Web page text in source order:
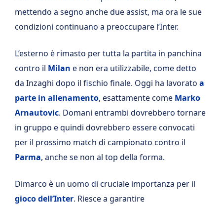
mettendo a segno anche due assist, ma ora le sue
condizioni continuano a preoccupare l’Inter.
L’esterno è rimasto per tutta la partita in panchina
contro il Milan e non era utilizzabile, come detto
da Inzaghi dopo il fischio finale. Oggi ha lavorato a
parte in allenamento, esattamente come Marko
Arnautovic. Domani entrambi dovrebbero tornare
in gruppo e quindi dovrebbero essere convocati
per il prossimo match di campionato contro il
Parma, anche se non al top della forma.
Dimarco è un uomo di cruciale importanza per il
gioco dell’Inter. Riesce a garantire